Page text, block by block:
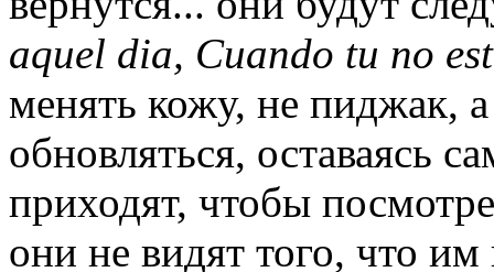
aquel dia, Cuando tu no
менять кожу, не пиджак,
обновляться, оставаясь
приходят, чтобы
они не видят того, что